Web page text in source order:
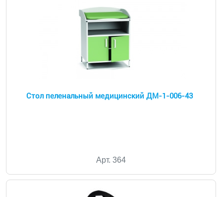
Стол пеленальный медицинский ДМ-1-006-43
Арт. 364